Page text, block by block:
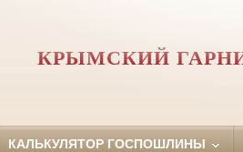
КРЫМСКИЙ
КАЛЬКУЛЯТОР ГОСПОШЛИНЫ